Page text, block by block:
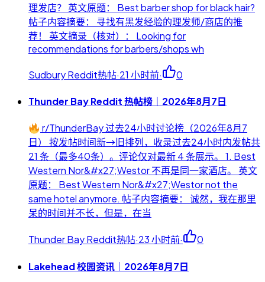
理发店？ 英文原题： Best barber shop for black hair?
帖子内容摘要： 寻找有黑发经验的理发师/商店的推
荐！ 英文摘录（核对）： Looking for
recommendations for barbers/shops wh
Sudbury Reddit热帖·21 小时前· 0
Thunder Bay Reddit 热帖榜｜2026年8月7日
r/ThunderBay 过去24小时讨论榜（2026年8月7
日） 按发帖时间新→旧排列，收录过去24小时内发帖共
21 条（最多40条）。评论仅对最新 4 条展示。 1. Best
Western Nor&#x27;Westor 不再是同一家酒店。 英文
原题： Best Western Nor&#x27;Westor not the
same hotel anymore. 帖子内容摘要： 诚然，我在那里
呆的时间并不长，但是，在当
Thunder Bay Reddit热帖·23 小时前· 0
Lakehead 校园资讯｜2026年8月7日